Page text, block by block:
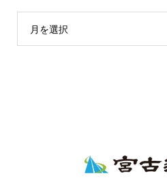
月を選択